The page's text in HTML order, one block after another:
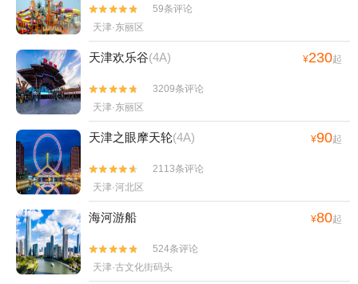


59条评论
天津·东丽区
天津欢乐谷(4A) ¥230起


3209条评论
天津·东丽区
天津之眼摩天轮(4A) ¥90起


2113条评论
天津·河北区
海河游船 ¥80起


524条评论
天津·古文化街码头